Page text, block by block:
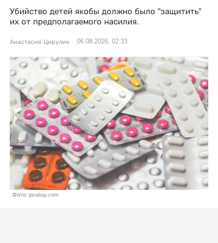
Убийство детей якобы должно было "защитить"
их от предполагаемого насилия.
Анастасия Цирулик 06.08.2026, 02:33
Фото: pixabay.com